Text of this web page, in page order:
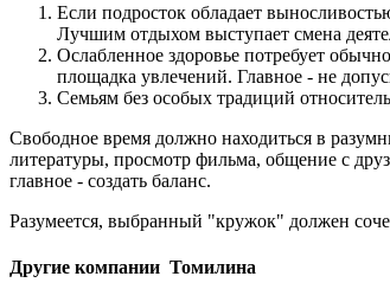
Если подросток обладает
Лучшим отдыхом выступает смена
Ослабленное здоровье потребует
площадка увлечений. Главное - не
Семьям без особых традиций
Свободное время должно находиться в
литературы, просмотр фильма, общение с
главное - создать баланс.
Разумеется, выбранный "кружок" должен
Другие компании Томилина